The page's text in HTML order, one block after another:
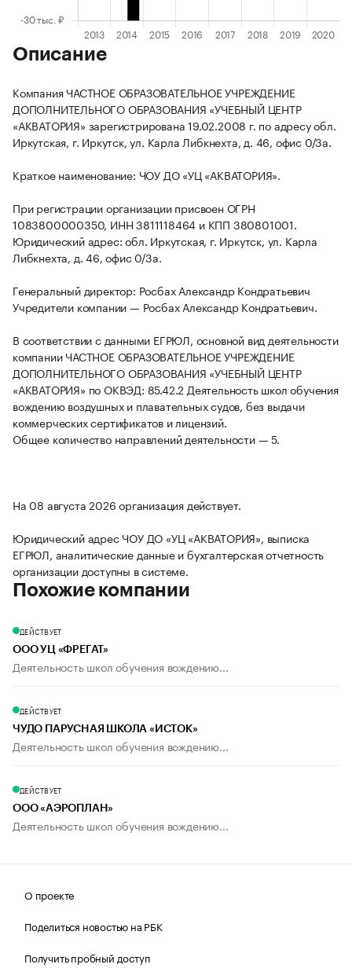
Описание
Компания ЧАСТНОЕ ОБРАЗОВАТЕЛЬНОЕ УЧРЕЖДЕНИЕ
ДОПОЛНИТЕЛЬНОГО ОБРАЗОВАНИЯ «УЧЕБНЫЙ ЦЕНТР
«АКВАТОРИЯ» зарегистрирована 19.02.2008 г. по адресу обл.
Иркутская, г. Иркутск, ул. Карла Либкнехта, д. 46, офис 0/3а.
Краткое наименование: ЧОУ ДО «УЦ «АКВАТОРИЯ».
При регистрации организации присвоен ОГРН
1083800000350, ИНН 3811118464 и КПП 380801001.
Юридический адрес: обл. Иркутская, г. Иркутск, ул. Карла
Либкнехта, д. 46, офис 0/3а.
Генеральный директор: Росбах Александр Кондратьевич
Учредители компании — Росбах Александр Кондратьевич.
В соответствии с данными ЕГРЮЛ, основной вид деятельности
компании ЧАСТНОЕ ОБРАЗОВАТЕЛЬНОЕ УЧРЕЖДЕНИЕ
ДОПОЛНИТЕЛЬНОГО ОБРАЗОВАНИЯ «УЧЕБНЫЙ ЦЕНТР
«АКВАТОРИЯ» по ОКВЭД: 85.42.2 Деятельность школ обучения
вождению воздушных и плавательных судов, без выдачи
коммерческих сертификатов и лицензий.
Общее количество направлений деятельности — 5.
На 08 августа 2026 организация действует.
Юридический адрес ЧОУ ДО «УЦ «АКВАТОРИЯ», выписка
ЕГРЮЛ, аналитические данные и бухгалтерская отчетность
организации доступны в системе.
Похожие компании
ДЕЙСТВУЕТ
ООО УЦ «ФРЕГАТ»
Деятельность школ обучения вождению...
ДЕЙСТВУЕТ
ЧУДО ПАРУСНАЯ ШКОЛА «ИСТОК»
Деятельность школ обучения вождению...
ДЕЙСТВУЕТ
ООО «АЭРОПЛАН»
Деятельность школ обучения вождению...
О проекте
Поделиться новостью на РБК
Получить пробный доступ